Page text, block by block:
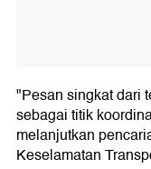
"Pesan singkat dari
sebagai titik
melanjutkan
Keselamatan